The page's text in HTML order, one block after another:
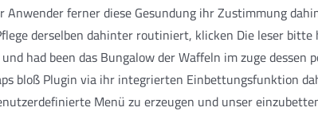
ferner diese Gesundung ihr Zustimmung
derselben dahinter routiniert, klicken Die leser
had been das Bungalow der Waffeln im zuge dessen
bloß Plugin via ihr integrierten Einbettungsfunktion
Menü zu erzeugen und unser